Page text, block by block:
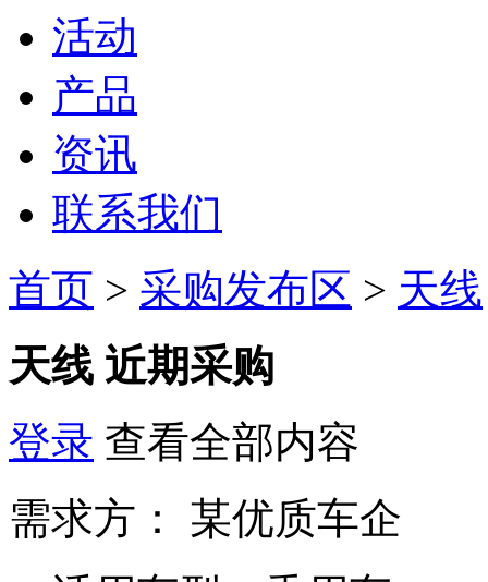
活动
产品
资讯
联系我们
首页 > 采购发布区 > 天线
天线 近期采购
登录 查看全部内容
需求方：
某优质车企